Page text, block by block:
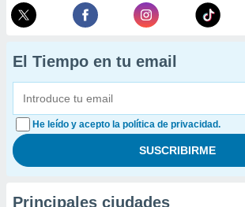
El Tiempo en tu email
He leído y acepto la política de privacidad.
Principales ciudades